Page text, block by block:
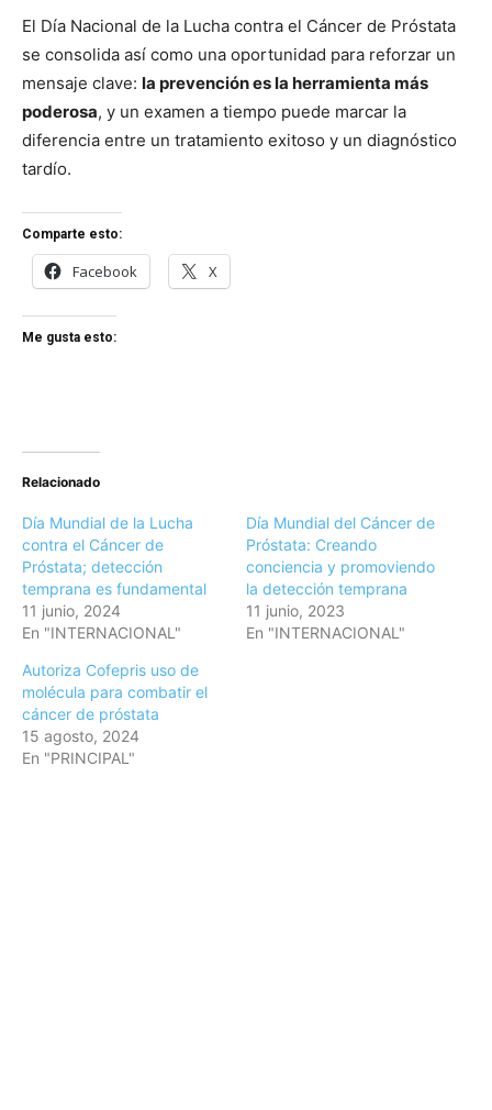
El Día Nacional de la Lucha contra el Cáncer de Próstata
se consolida así como una oportunidad para reforzar un
mensaje clave: la prevención es la herramienta más
poderosa, y un examen a tiempo puede marcar la
diferencia entre un tratamiento exitoso y un diagnóstico
tardío.
Comparte esto:
Facebook X
Me gusta esto:
Relacionado
Día Mundial de la Lucha
contra el Cáncer de
Próstata; detección
temprana es fundamental
11 junio, 2024
En "INTERNACIONAL"
Día Mundial del Cáncer de
Próstata: Creando
conciencia y promoviendo
la detección temprana
11 junio, 2023
En "INTERNACIONAL"
Autoriza Cofepris uso de
molécula para combatir el
cáncer de próstata
15 agosto, 2024
En "PRINCIPAL"